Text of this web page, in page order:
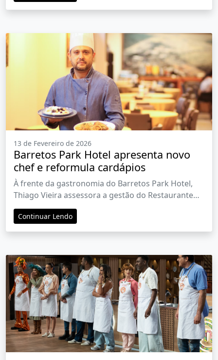
13 de Fevereiro de 2026
Barretos Park Hotel apresenta novo
chef e reformula cardápios
À frente da gastronomia do Barretos Park Hotel,
Thiago Vieira assessora a gestão do Restaurante
Fogo Bravo
Continuar Lendo